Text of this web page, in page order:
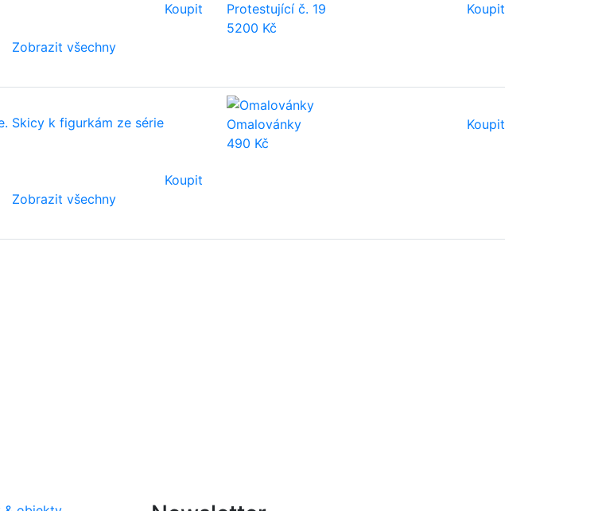
Koupit
Protestující č. 19
5200 Kč
Koupit
Zobrazit všechny
Skicy k figurkám ze série
Koupit
Omalovánky
490 Kč
Koupit
Zobrazit všechny